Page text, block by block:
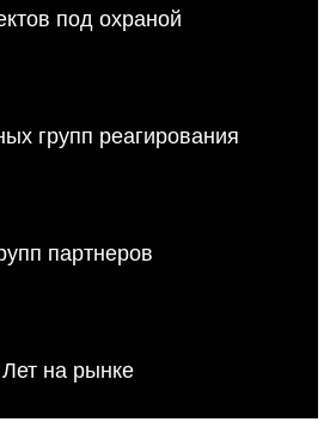
под охраной
групп реагирования
партнеров
Лет на рынке